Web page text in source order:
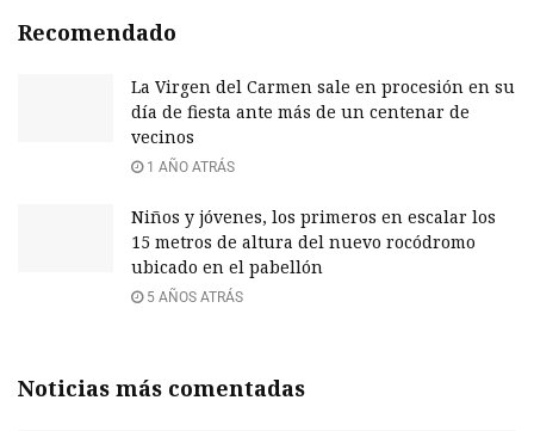
Recomendado
La Virgen del Carmen sale en procesión en su
día de fiesta ante más de un centenar de
vecinos
1 AÑO ATRÁS
Niños y jóvenes, los primeros en escalar los
15 metros de altura del nuevo rocódromo
ubicado en el pabellón
5 AÑOS ATRÁS
Noticias más comentadas